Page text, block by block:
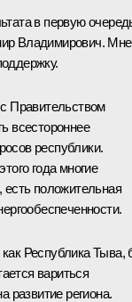
в первую
Владимирович. Мне
Правительством
всестороннее
республики.
года многие
есть положительная
Республика Тыва,
вариться
развитие региона.